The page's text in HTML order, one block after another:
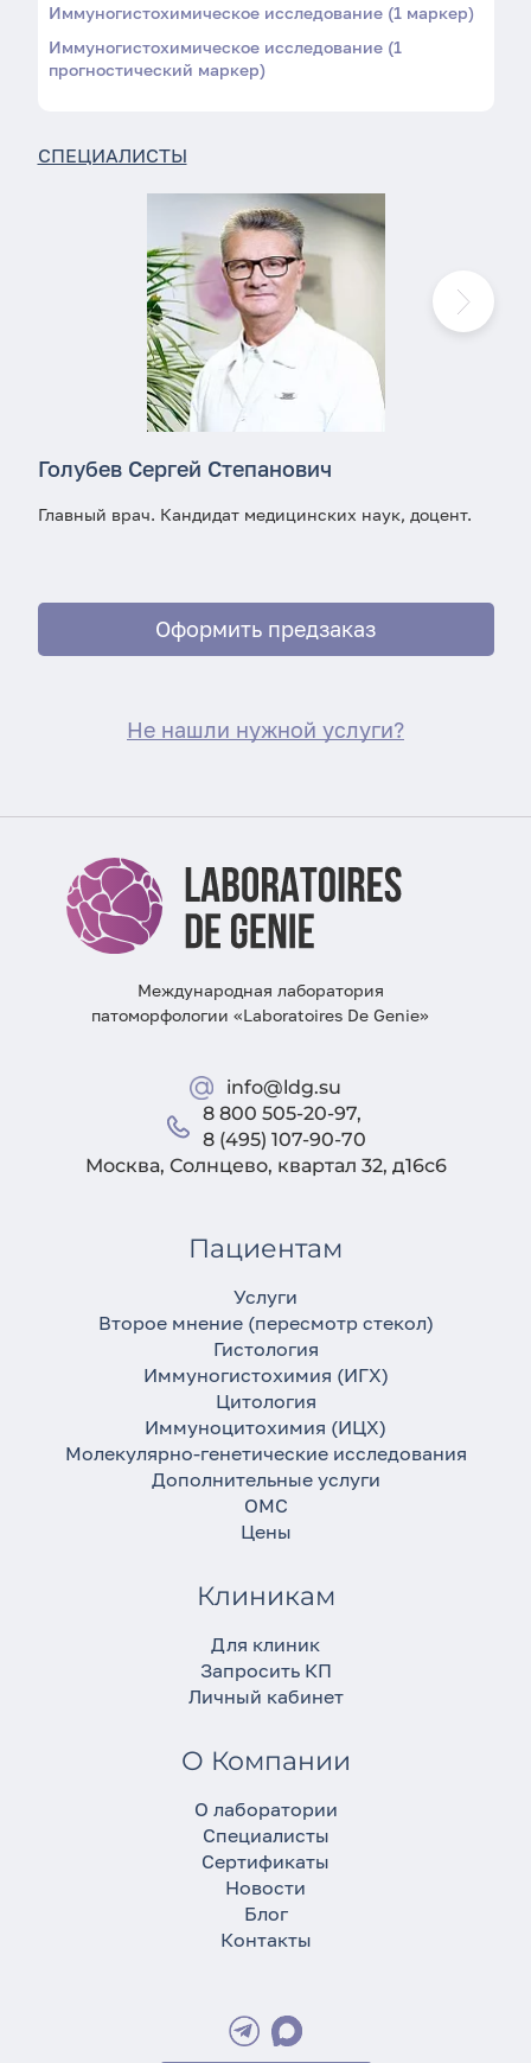
Иммуногистохимическое исследование (1 маркер)
Иммуногистохимическое исследование (1
прогностический маркер)
СПЕЦИАЛИСТЫ
Голубев Сергей Степанович
Главный врач. Кандидат медицинских наук, доцент.
Оформить предзаказ
Не нашли нужной услуги?
Международная лаборатория
патоморфологии «Laboratoires De Genie»
info@ldg.su
8 800 505-20-97,
8 (495) 107-90-70
Москва, Солнцево, квартал 32, д16с6
Пациентам
Услуги
Второе мнение (пересмотр стекол)
Гистология
Иммуногистохимия (ИГХ)
Цитология
Иммуноцитохимия (ИЦХ)
Молекулярно-генетические исследования
Дополнительные услуги
ОМС
Цены
Клиникам
Для клиник
Запросить КП
Личный кабинет
О Компании
О лаборатории
Специалисты
Сертификаты
Новости
Блог
Контакты